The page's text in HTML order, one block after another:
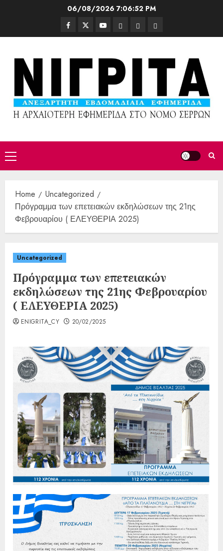
06/08/2026 7:06:55 PM
Home
Uncategorized
Πρόγραμμα των επετειακών εκδηλώσεων της 21ης
Φεβρουαρίου ( ΕΛΕΥΘΕΡΙΑ 2025)
Uncategorized
Πρόγραμμα των επετειακών
εκδηλώσεων της 21ης Φεβρουαρίου
( ΕΛΕΥΘΕΡΙΑ 2025)
ENIGRITA_CY 20/02/2025